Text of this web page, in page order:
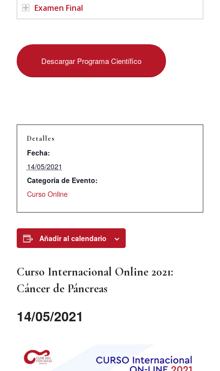
Examen Final
Descargar Programa Científico
Detalles
Fecha:
14/05/2021
Categoría de Evento:
Curso Online
Añadir al calendario
Curso Internacional Online 2021:
Cáncer de Páncreas
14/05/2021